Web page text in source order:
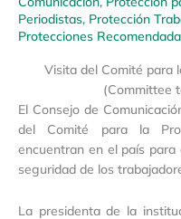
Periodistas, Protección
Protecciones
Visita del Comité para
(Committee
El Consejo de
del Comité para la
encuentran en el país
seguridad de los
La presidenta de la